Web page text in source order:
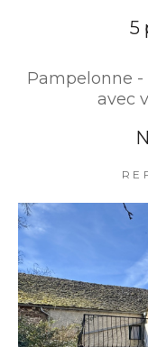
5
Pampelonne -
avec